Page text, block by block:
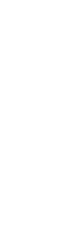
Además de
Contreras,
los Santos,
es historia
Se trata sin
disposición
con esta
13.00 horas
Así es
—